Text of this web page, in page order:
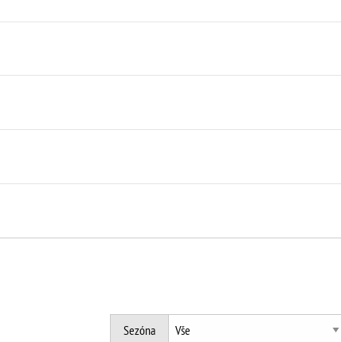
Sezóna